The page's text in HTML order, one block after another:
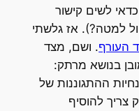
לשים קישור
למטה?). אז גלשתי
העורף. ושם, מצד
בנושא מרתק:
ההתגוננות של
צריך להוסיף